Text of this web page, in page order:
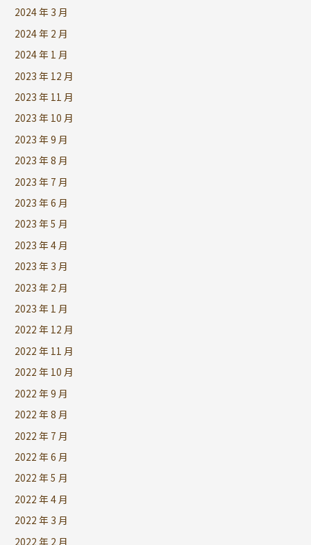
2024 年 3 月
2024 年 2 月
2024 年 1 月
2023 年 12 月
2023 年 11 月
2023 年 10 月
2023 年 9 月
2023 年 8 月
2023 年 7 月
2023 年 6 月
2023 年 5 月
2023 年 4 月
2023 年 3 月
2023 年 2 月
2023 年 1 月
2022 年 12 月
2022 年 11 月
2022 年 10 月
2022 年 9 月
2022 年 8 月
2022 年 7 月
2022 年 6 月
2022 年 5 月
2022 年 4 月
2022 年 3 月
2022 年 2 月